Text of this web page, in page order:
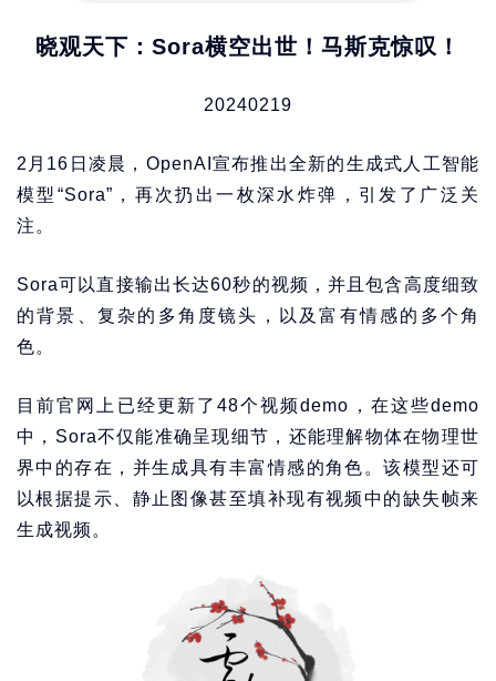
晓观天下：Sora横空出世！马斯克惊叹！
20240219
2月16日凌晨，OpenAI宣布推出全新的生成式人工智能
模型“Sora”，再次扔出一枚深水炸弹，引发了广泛关
注。
Sora可以直接输出长达60秒的视频，并且包含高度细致
的背景、复杂的多角度镜头，以及富有情感的多个角
色。
目前官网上已经更新了48个视频demo，在这些demo
中，Sora不仅能准确呈现细节，还能理解物体在物理世
界中的存在，并生成具有丰富情感的角色。该模型还可
以根据提示、静止图像甚至填补现有视频中的缺失帧来
生成视频。